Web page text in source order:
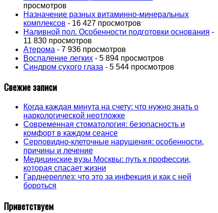
просмотров
Назначение разных витаминно-минеральных
комплексов - 16 427 просмотров
Наливной пол. Особенности подготовки основания -
11 830 просмотров
Атерома - 7 936 просмотров
Воспаление легких - 5 894 просмотров
Синдром сухого глаза - 5 544 просмотров
Свежие записи
Когда каждая минута на счету: что нужно знать о
наркологической неотложке
Современная стоматология: безопасность и
комфорт в каждом сеансе
Серповидно-клеточные нарушения: особенности,
причины и лечение
Медицинские вузы Москвы: путь к профессии,
которая спасает жизни
Гарднереллез: что это за инфекция и как с ней
бороться
Приветствуем